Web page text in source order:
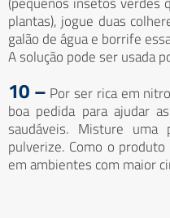
plantas), jogue duas
galão de água e borrife
A solução pode ser usada
10 – Por ser rica em
boa pedida para ajudar
saudáveis. Misture uma
pulverize. Como o
em ambientes com maior